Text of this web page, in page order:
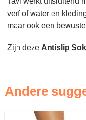
verf of water en
maar ook een
Zijn deze Antislip
Andere